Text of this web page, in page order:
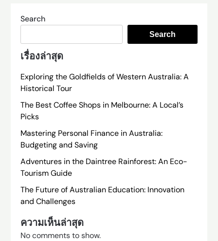
Search
Search
เรื่องล่าสุด
Exploring the Goldfields of Western Australia: A
Historical Tour
The Best Coffee Shops in Melbourne: A Local’s
Picks
Mastering Personal Finance in Australia:
Budgeting and Saving
Adventures in the Daintree Rainforest: An Eco-
Tourism Guide
The Future of Australian Education: Innovation
and Challenges
ความเห็นล่าสุด
No comments to show.